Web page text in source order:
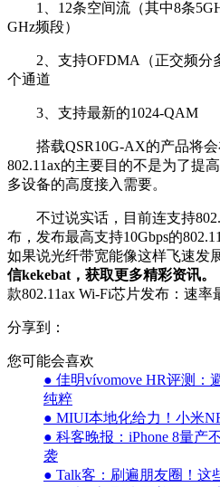
1、12条空间流（其中8条
GHz频段）
2、支持OFDMA（正交频分
个通道
3、支持最新的1024-QAM
搭载QSR10G-AX的产品将会
802.11ax的主要目的不是为了提
多设备的高度接入需要。
不过说实话，目前连支持
布，发布最高支持10Gbps的
如果说光纤带宽能像这样飞速发
信kekebat，获取更多精彩资讯。
款802.11ax Wi-Fi芯片发布：速率
分享到：
您可能会喜欢
● 佳明vívomove HR评测：
纯粹
● MIUI本地化给力！小米
● 科客晚报：iPhone 8量产
袭
● Talk客：刷遍朋友圈！这